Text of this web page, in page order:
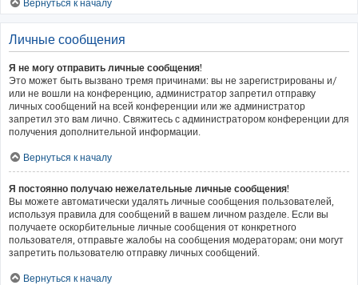
Вернуться к началу
Личные сообщения
Я не могу отправить личные сообщения!
Это может быть вызвано тремя причинами: вы не зарегистрированы и/
или не вошли на конференцию, администратор запретил отправку
личных сообщений на всей конференции или же администратор
запретил это вам лично. Свяжитесь с администратором конференции для
получения дополнительной информации.
Вернуться к началу
Я постоянно получаю нежелательные личные сообщения!
Вы можете автоматически удалять личные сообщения пользователей,
используя правила для сообщений в вашем личном разделе. Если вы
получаете оскорбительные личные сообщения от конкретного
пользователя, отправьте жалобы на сообщения модераторам; они могут
запретить пользователю отправку личных сообщений.
Вернуться к началу